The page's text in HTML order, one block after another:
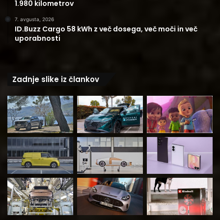
1.980 kilometrov
7. avgusta, 2026
ID.Buzz Cargo 58 kWh z več dosega, več moči in več
uporabnosti
Zadnje slike iz člankov